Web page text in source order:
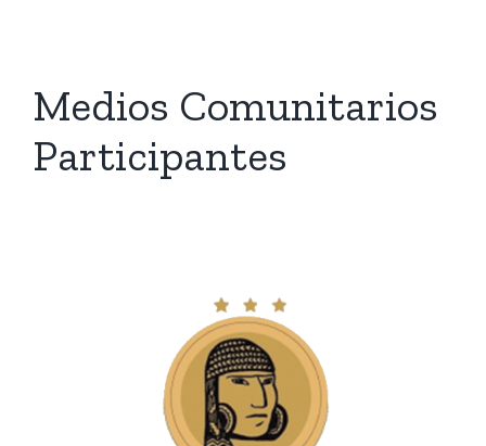
Medios Comunitarios
Participantes